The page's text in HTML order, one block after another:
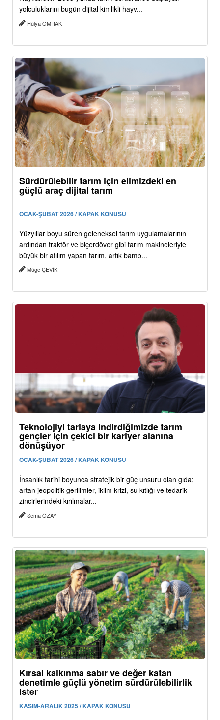
yolculuklarını bugün dijital kimlikli hayv...
Hülya OMRAK
Sürdürülebilir tarım için elimizdeki en
güçlü araç dijital tarım
OCAK-ŞUBAT 2026 / KAPAK KONUSU
Yüzyıllar boyu süren geleneksel tarım uygulamalarının
ardından traktör ve biçerdöver gibi tarım makineleriyle
büyük bir atılım yapan tarım, artık bamb...
Müge ÇEVİK
Teknolojiyi tarlaya indirdiğimizde tarım
gençler için çekici bir kariyer alanına
dönüşüyor
OCAK-ŞUBAT 2026 / KAPAK KONUSU
İnsanlık tarihi boyunca stratejik bir güç unsuru olan gıda;
artan jeopolitik gerilimler, iklim krizi, su kıtlığı ve tedarik
zincirlerindeki kırılmalar...
Sema ÖZAY
Kırsal kalkınma sabır ve değer katan
denetimle güçlü yönetim sürdürülebilirlik
ister
KASIM-ARALIK 2025 / KAPAK KONUSU